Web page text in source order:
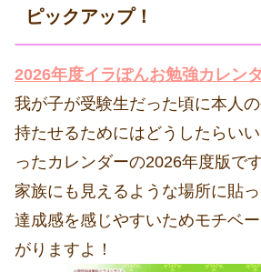
ピックアップ！
2026年度イラぽんお勉強カレン
我が子が受験生だった頃に本人
持たせるためにはどうしたらい
ったカレンダーの2026年度版で
家族にも見えるような場所に貼
達成感を感じやすいためモチベ
がりますよ！